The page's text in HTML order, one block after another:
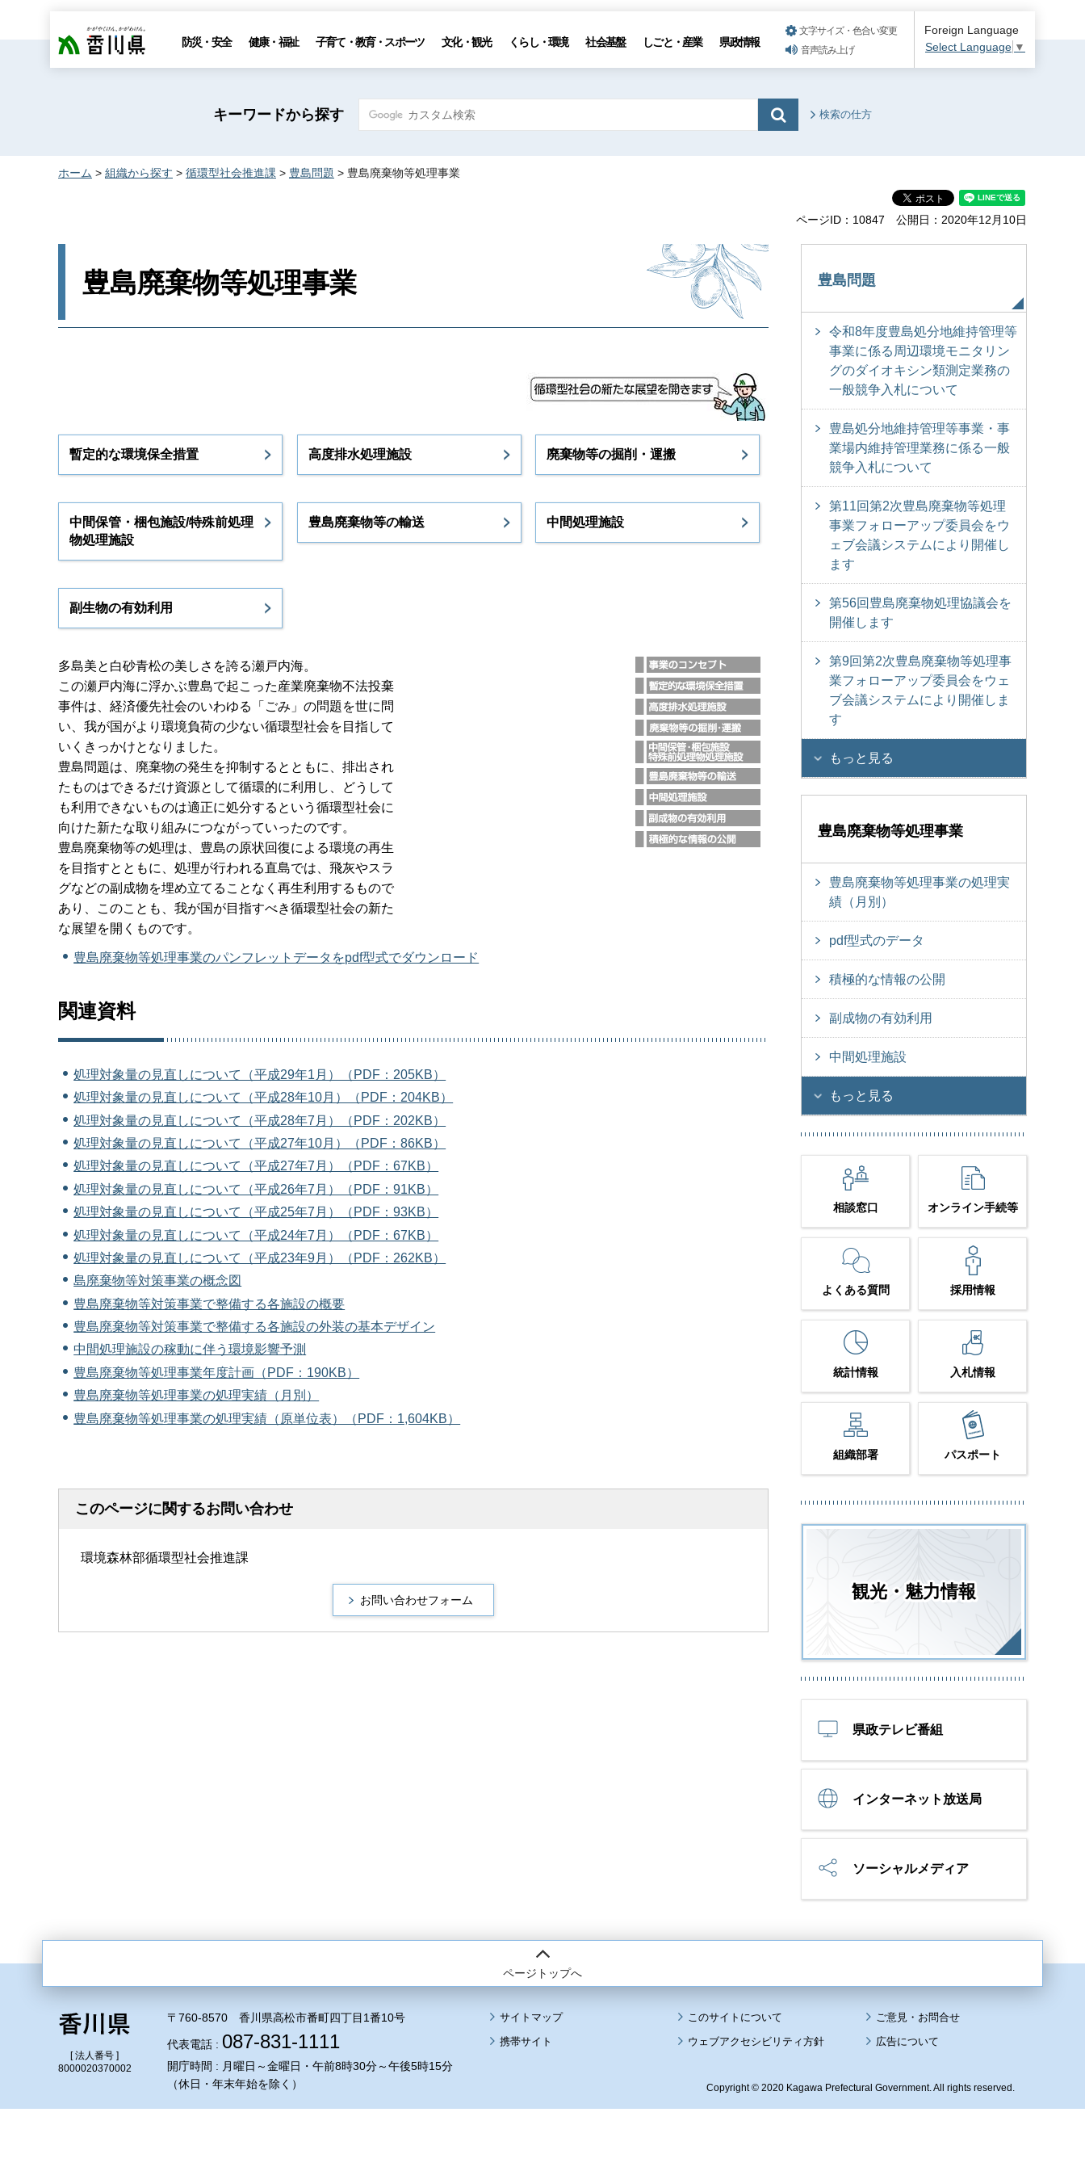
香川県 防災・安全 健康・福祉 子育て・教育・スポーツ 文化・観光 くらし・環境 社会基盤 しごと・産業 県政情報
文字サイズ・色合い変更
音声読み上げ
Foreign Language
Select Language ▼
キーワードから探す 検索の仕方
ホーム > 組織から探す > 循環型社会推進課 > 豊島問題 > 豊島廃棄物等処理事業
ページID：10847 公開日：2020年12月10日
豊島廃棄物等処理事業
暫定的な環境保全措置
中間保管・梱包施設/特殊前処理
物処理施設
副生物の有効利用
高度排水処理施設
豊島廃棄物等の輸送
廃棄物等の掘削・運搬
中間処理施設
多島美と白砂青松の美しさを誇る瀬戸内海。
この瀬戸内海に浮かぶ豊島で起こった産業廃棄物不法投棄
事件は、経済優先社会のいわゆる「ごみ」の問題を世に問
い、我が国がより環境負荷の少ない循環型社会を目指して
いくきっかけとなりました。
豊島問題は、廃棄物の発生を抑制するとともに、排出され
たものはできるだけ資源として循環的に利用し、どうして
も利用できないものは適正に処分するという循環型社会に
向けた新たな取り組みにつながっていったのです。
豊島廃棄物等の処理は、豊島の原状回復による環境の再生
を目指すとともに、処理が行われる直島では、飛灰やスラ
グなどの副成物を埋め立てることなく再生利用するもので
あり、このことも、我が国が目指すべき循環型社会の新た
な展望を開くものです。
豊島廃棄物等処理事業のパンフレットデータをpdf型式でダウンロード
関連資料
処理対象量の見直しについて（平成29年1月）（PDF：205KB）
処理対象量の見直しについて（平成28年10月）（PDF：204KB）
処理対象量の見直しについて（平成28年7月）（PDF：202KB）
処理対象量の見直しについて（平成27年10月）（PDF：86KB）
処理対象量の見直しについて（平成27年7月）（PDF：67KB）
処理対象量の見直しについて（平成26年7月）（PDF：91KB）
処理対象量の見直しについて（平成25年7月）（PDF：93KB）
処理対象量の見直しについて（平成24年7月）（PDF：67KB）
処理対象量の見直しについて（平成23年9月）（PDF：262KB）
島廃棄物等対策事業の概念図
豊島廃棄物等対策事業で整備する各施設の概要
豊島廃棄物等対策事業で整備する各施設の外装の基本デザイン
中間処理施設の稼動に伴う環境影響予測
豊島廃棄物等処理事業年度計画（PDF：190KB）
豊島廃棄物等処理事業の処理実績（月別）
豊島廃棄物等処理事業の処理実績（原単位表）（PDF：1,604KB）
このページに関するお問い合わせ
環境森林部循環型社会推進課
豊島問題
令和8年度豊島処分地維持管理等
事業に係る周辺環境モニタリン
グのダイオキシン類測定業務の
一般競争入札について
豊島処分地維持管理等事業・事
業場内維持管理業務に係る一般
競争入札について
第11回第2次豊島廃棄物等処理
事業フォローアップ委員会をウ
ェブ会議システムにより開催し
ます
第56回豊島廃棄物処理協議会を
開催します
第9回第2次豊島廃棄物等処理事
業フォローアップ委員会をウェ
ブ会議システムにより開催しま
す
もっと見る
豊島廃棄物等処理事業
豊島廃棄物等処理事業の処理実
績（月別）
pdf型式のデータ
積極的な情報の公開
副成物の有効利用
中間処理施設
もっと見る
相談窓口 オンライン手続等
よくある質問 採用情報
統計情報 入札情報
組織部署 パスポート
観光・魅力情報
県政テレビ番組
インターネット放送局
ソーシャルメディア
ページトップへ
[ 法人番号 ]
8000020370002
〒760-8570 香川県高松市番町四丁目1番10号
代表電話 : 087-831-1111
開庁時間 : 月曜日～金曜日・午前8時30分～午後5時15分
（休日・年末年始を除く）
サイトマップ
このサイトについて
携帯サイト
ウェブアクセシビリティ方針 広告について
Copyright © 2020 Kagawa Prefectural Government. All rights reserved.